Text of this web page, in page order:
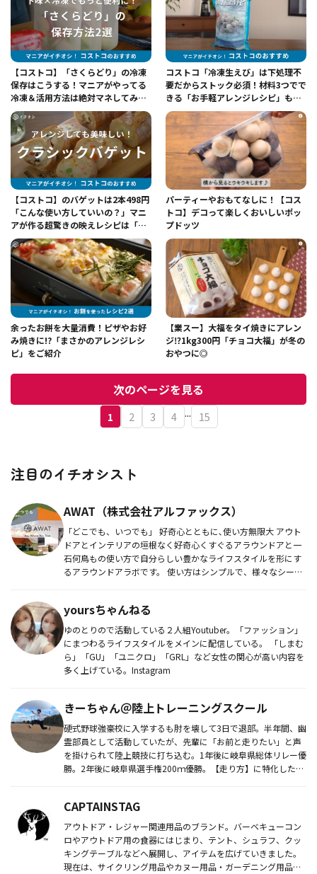
【コストコ】「さくらどり」の冷凍
保存はこうする！マニアがやってる
冷凍＆活用方法は絶対マネしてみ
て！
コストコ「冷凍生えび」は下処理不
要だからストック必須！材料3つでで
きる「お手軽アレンジレシピ」も紹
介
【コストコ】のバゲットは2本498円
「こんな使い方していいの？」マニ
アが作る超驚きの映えレシピは「絶
対マネしたい！」
パーティーやおもてなしに！【コス
トコ】デコって楽しくおいしいポッ
プドッツ
余ったお餅を大量消費！ピザやお好
み焼きに!?「まさかのアレンジレシ
ピ」をご紹介
【業スー】大福をタイ焼きにアレン
ジ⁉1kg300円「チョコ大福」が冬の
おやつに◎
次のページを見る
1 2 3 4 ... 15
注目のイチオシスト
AWAT（株式会社アルファックス）
「どこでも、いつでも」 好奇心とともに､使い方無限大 アウト
ドアとインテリアの垣根なく好奇心くすぐるアラウンドアと一
石何鳥もの使い方で自分らしい豊かなライフスタイルを形にす
るアラウンドアラボです。 使い方はシンプルで、様々なシー
yoursちゃんねる
ゆのとりので活動している２人組Youtuber。「ファッション」
にまつわるライフスタイルをメインに配信している。 「しまむ
ら」「GU」「ユニクロ」「GRL」など女性の関心が高い内容を
多く上げている。Instagram
きーちゃん＠陸上トレーニングスクール
硬式野球強豪校に入学するも肘を壊して3日で退部。半年間、幽
霊部員として活動していたが、先輩に「お前と走りたい」と声
を掛けられて陸上競技に打ち込む。1年後に岐阜県総体リレー優
勝。2年後に岐阜県選手権200ｍ優勝。【走り方】に特化したコ
CAPTAINSTAG
アウトドア・レジャー関連用品のブランド。バーベキューコン
ロやアウトドア用の食器にはじまり、テント、シュラフ、クッ
キングテーブルなどへ展開し、アイテムを広げていきました。
現在は、サイクリング用品やカヌー用品・ガーデニング用品に